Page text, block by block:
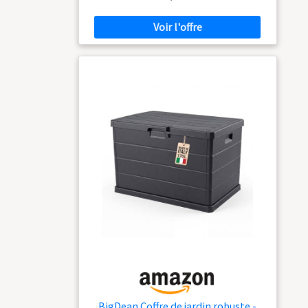
pluie et aux UV. Dimensions 118.5 x 52 x 56.8
cm, Poids 10 kg
GRANDE CONTENANCE
DE 350 L - Idéal pour organiser votre espace
extérieur : ce coffre de jardin gris peut contenir
ANTI-UV - Fabriqué en polypropylène durable,
le coffre de rangement extérieur résiste à la
pluie, aux rayons UV et aux variations de
température, sans rouille ni déformation.
SÉCURITÉ RENFORCÉE AVEC FERMETURE PAR
CADENAS - Grâce à son système de verrouillage
prévu pour un cadenas (non fourni), le coffre
extérieur ArtPlast garde vos affaires à l'abri des
intégrées et son design léger, idéal pour tous
les espaces extérieurs.
DESIGN MODERNE
ET POLYVALENT - Avec son coloris gris